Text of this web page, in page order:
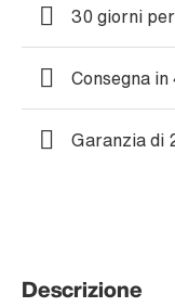
30 giorni
Consegna
Garanzia di
Descrizione